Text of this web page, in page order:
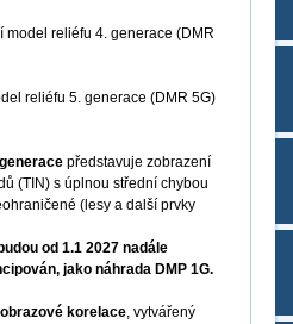
model reliéfu 4. generace (DMR
reliéfu 5. generace (DMR 5G)
představuje zobrazení
(TIN) s úplnou střední chybou
(lesy a další prvky
od 1.1 2027 nadále
jako náhrada DMP 1G.
korelace, vytvářený